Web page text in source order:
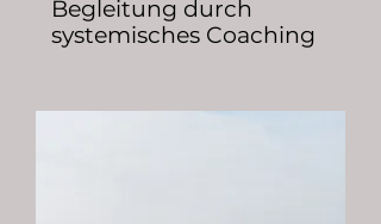
Begleitung durch
systemisches Coaching